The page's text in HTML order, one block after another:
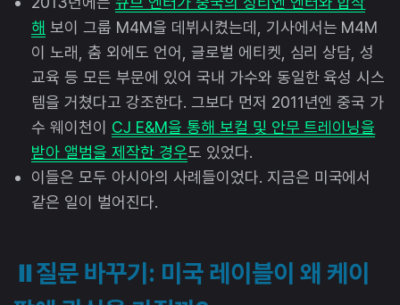
해 보이 그룹 M4M을 데뷔시켰는데, 기사에서는 M4M
이 노래, 춤 외에도 언어, 글로벌 에티켓, 심리 상담, 성
교육 등 모든 부문에 있어 국내 가수와 동일한 육성 시스
템을 거쳤다고 강조한다. 그보다 먼저 2011년엔 중국 가
수 웨이천이 CJ E&M을 통해 보컬 및 안무 트레이닝을
받아 앨범을 제작한 경우도 있었다.
이들은 모두 아시아의 사례들이었다. 지금은 미국에서
같은 일이 벌어진다.
⏸️질문 바꾸기: 미국 레이블이 왜 케이